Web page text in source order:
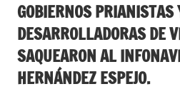
GOBIERNOS PRIANISTAS
DESARROLLADORAS DE
SAQUEARON AL
HERNÁNDEZ ESPEJO.